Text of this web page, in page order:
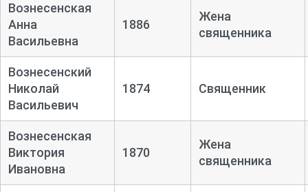
Вознесенская
Анна
Васильевна
1886
Жена
священника
Вознесенский
Николай
Васильевич
1874 Священник
Вознесенская
Виктория
Ивановна
1870
Жена
священника